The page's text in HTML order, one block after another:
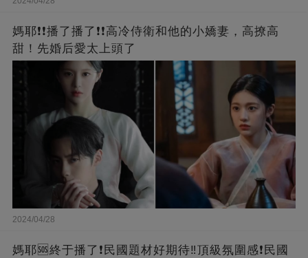
媽耶❗❗播了播了❗❗高冷侍衛和他的小嬌妻，高撩高
甜！先婚后愛太上頭了
2024/04/28
媽耶🆘終于播了❗️民國題材好期待‼️頂級氛圍感❗️民國